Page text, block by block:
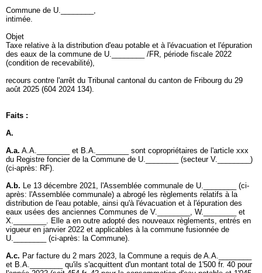
Commune de U.________,
intimée.
Objet
Taxe relative à la distribution d'eau potable et à l'évacuation et l'épuration
des eaux de la commune de U.________ /FR, période fiscale 2022
(condition de recevabilité),
recours contre l'arrêt du Tribunal cantonal du canton de Fribourg du 29
août 2025 (604 2024 134).
Faits :
A.
A.a. A.A.________ et B.A.________ sont copropriétaires de l'article xxx
du Registre foncier de la Commune de U.________ (secteur V.________)
(ci-après: RF).
A.b. Le 13 décembre 2021, l'Assemblée communale de U.________ (ci-
après: l'Assemblée communale) a abrogé les règlements relatifs à la
distribution de l'eau potable, ainsi qu'à l'évacuation et à l'épuration des
eaux usées des anciennes Communes de V.________, W.________ et
X.________. Elle a en outre adopté des nouveaux règlements, entrés en
vigueur en janvier 2022 et applicables à la commune fusionnée de
U.________ (ci-après: la Commune).
A.c. Par facture du 2 mars 2023, la Commune a requis de A.A.________
et B.A.________ qu'ils s'acquittent d'un montant total de 1'500 fr. 40 pour